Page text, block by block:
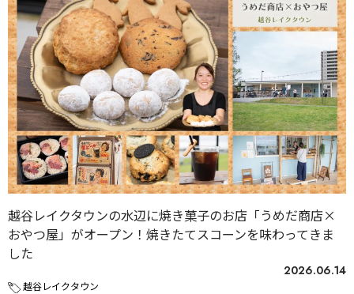
越谷レイクタウンの水辺に焼き菓子のお店「うめだ商店×
おやつ屋」がオープン！焼きたてスコーンを味わってきま
した
2026.06.14
越谷レイクタウン